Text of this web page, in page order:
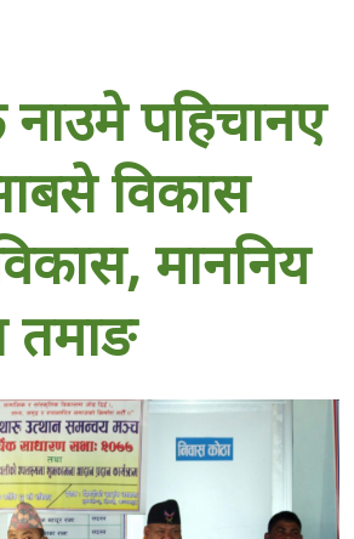
पहिचानए
विकास
माननिय
तमाङ